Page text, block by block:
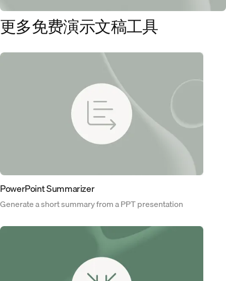
更多免费演示文稿工具
PowerPoint Summarizer
Generate a short summary from a PPT presentation